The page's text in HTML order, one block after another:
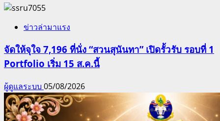
ข่าวล่ามาแรง
จัดให้จุใจ 7,196 ที่นั่ง “สวนสุนันทา” เปิดรั้วรับ รอบที่ 1
Portfolio เริ่ม 15 ส.ค.นี้
ผู้ดูแลระบบ 05/08/2026